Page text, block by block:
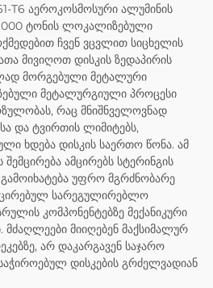
T6 აეროკოსმოსური ალუმინის
000 ტონის ლოკალიზებული
ჩვენ ვცვლით სიცხელის
მივიღოთ დისკის ზედაპირის
მორგებული მეტალური
მეტალურგიული პროცესი
რაც მნიშნველოვნად
და ტვირთის ლიმიტებს,
ხდება დისკის საერთო წონა. ამ
ამცირებს სტერინგის
უფრო მგრძნობარე
სარეგულირებლო
კომპონენტებზე მექანიკური
მძაღლეები მიიღებენ მაქსიმალურ
არ დაკარგავენ საჯარო
დისკების გრძელვადიან